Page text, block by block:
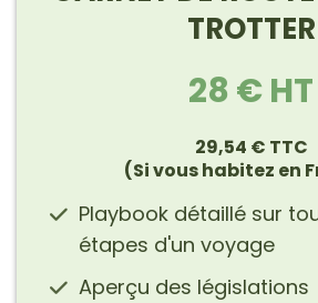
TROTTER
28 € HT
29,54 € TTC
(Si vous habitez en
Playbook détaillé sur
étapes d'un voyage
Aperçu des législations